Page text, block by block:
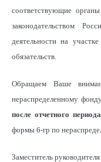
соответствующие
законодательством
деятельности на
обязательств.
Обращаем Ваше
нераспределенному
после отчетного
формы 6-гр по
Заместитель руководителя